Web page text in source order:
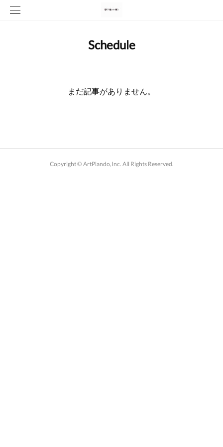
Schedule
まだ記事がありません。
Copyright ©︎ ArtPlando,Inc. All Rights Reserved.